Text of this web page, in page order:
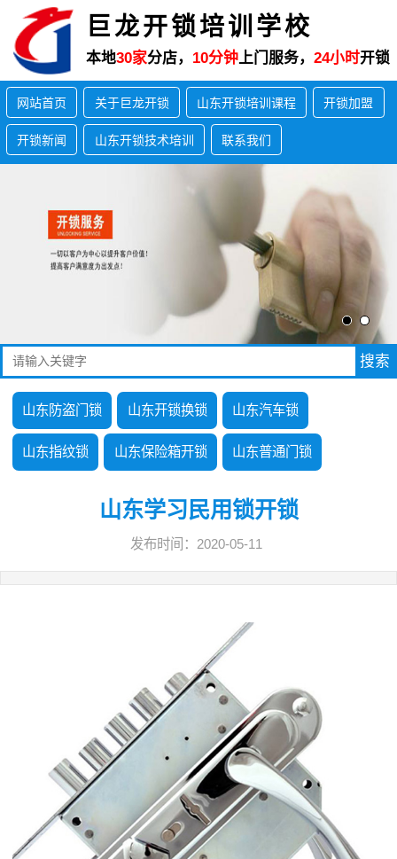
巨龙开锁培训学校
本地30家分店， 10分钟上门服务， 24小时开锁
网站首页 关于巨龙开锁 山东开锁培训课程 开锁加盟
开锁新闻 山东开锁技术培训 联系我们
山东防盗门锁 山东开锁换锁 山东汽车锁
山东指纹锁 山东保险箱开锁 山东普通门锁
山东学习民用锁开锁
发布时间：2020-05-11